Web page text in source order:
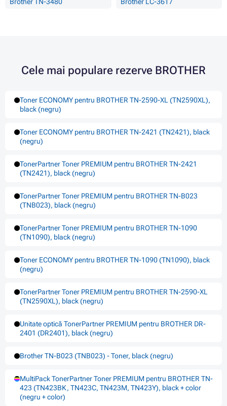
Cele mai populare rezerve BROTHER
Toner ECONOMY pentru BROTHER TN-2590-XL (TN2590XL),
black (negru)
Toner ECONOMY pentru BROTHER TN-2421 (TN2421), black
(negru)
TonerPartner Toner PREMIUM pentru BROTHER TN-2421
(TN2421), black (negru)
TonerPartner Toner PREMIUM pentru BROTHER TN-B023
(TNB023), black (negru)
TonerPartner Toner PREMIUM pentru BROTHER TN-1090
(TN1090), black (negru)
Toner ECONOMY pentru BROTHER TN-1090 (TN1090), black
(negru)
TonerPartner Toner PREMIUM pentru BROTHER TN-2590-XL
(TN2590XL), black (negru)
Unitate optică TonerPartner PREMIUM pentru BROTHER DR-
2401 (DR2401), black (negru)
Brother TN-B023 (TNB023) - Toner, black (negru)
MultiPack TonerPartner Toner PREMIUM pentru BROTHER TN-
423 (TN423BK, TN423C, TN423M, TN423Y), black + color
(negru + color)